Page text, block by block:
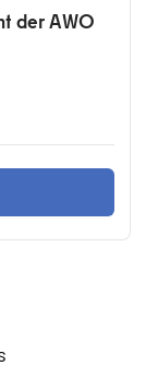
der AWO